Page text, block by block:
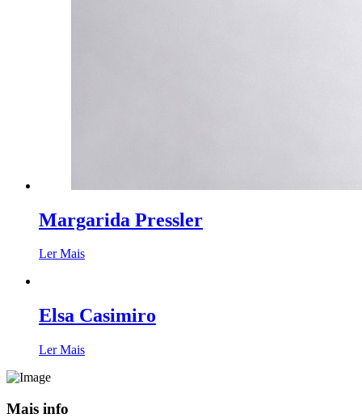
Margarida Pressler
Ler Mais
Elsa Casimiro
Ler Mais
Mais info